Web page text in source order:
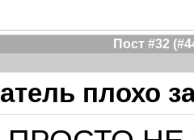
Пост #32
плохо